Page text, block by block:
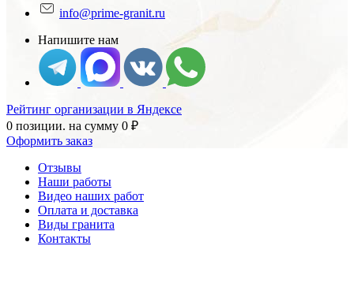
info@prime-granit.ru
Напишите нам
Рейтинг организации в Яндексе
0 позиции. на сумму 0 ₽
Оформить заказ
Отзывы
Наши работы
Видео наших работ
Оплата и доставка
Виды гранита
Контакты